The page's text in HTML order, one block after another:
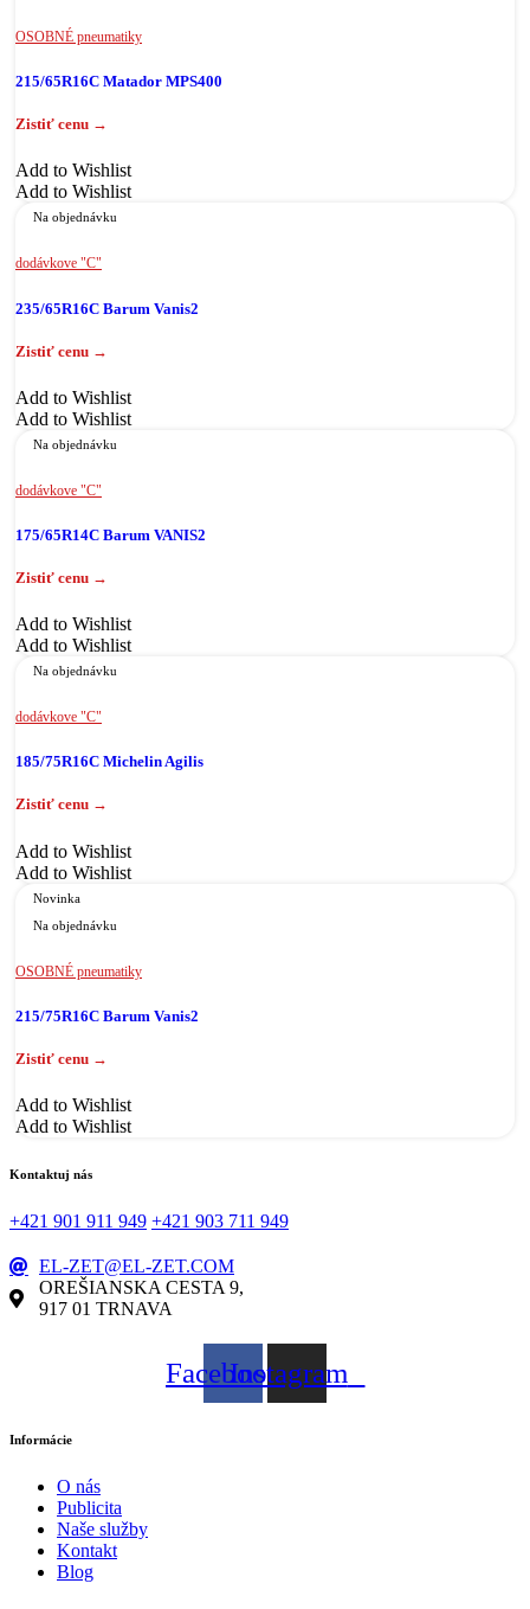
OSOBNÉ pneumatiky
215/65R16C Matador MPS400
Add to Wishlist
Add to Wishlist
Na objednávku
dodávkove "C"
235/65R16C Barum Vanis2
Add to Wishlist
Add to Wishlist
Na objednávku
dodávkove "C"
175/65R14C Barum VANIS2
Add to Wishlist
Add to Wishlist
Na objednávku
dodávkove "C"
185/75R16C Michelin Agilis
Add to Wishlist
Add to Wishlist
Novinka
Na objednávku
OSOBNÉ pneumatiky
215/75R16C Barum Vanis2
Add to Wishlist
Add to Wishlist
Kontaktuj nás
+421 901 911 949 +421 903 711 949
EL-ZET@EL-ZET.COM
OREŠIANSKA CESTA 9,
917 01 TRNAVA
FacebookInstagram
Informácie
O nás
Publicita
Naše služby
Kontakt
Blog